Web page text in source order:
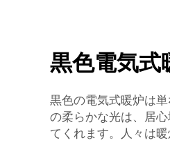
黒色電気
黒色の電気式暖炉は
の柔らかな光は、居
てくれます。人々は